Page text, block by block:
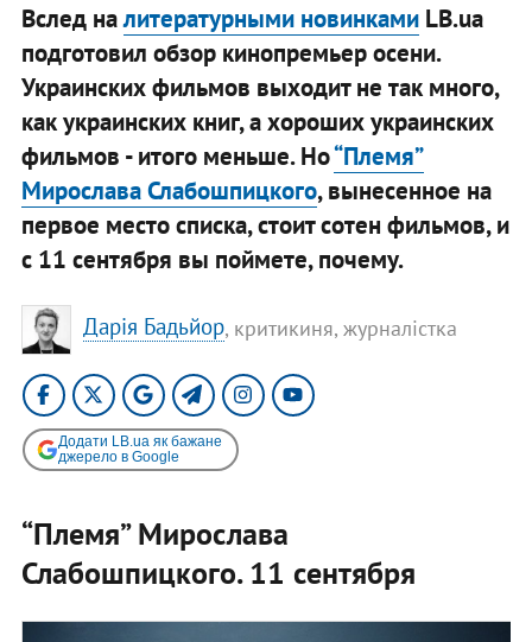
Вслед налитературными новинкамиLB.ua
подготовил обзор кинопремьер осени.
Украинских фильмов выходит не так много,
как украинских книг, а хороших украинских
фильмов - итого меньше. Но“Племя”
Мирослава Слабошпицкого, вынесенное на
первое место списка, стоит сотен фильмов, и
с 11 сентября вы поймете, почему.
Дарія Бадьйор, критикиня, журналістка
Додати LB.ua як бажане
джерело в Google
“Племя” Мирослава
Слабошпицкого. 11 сентября